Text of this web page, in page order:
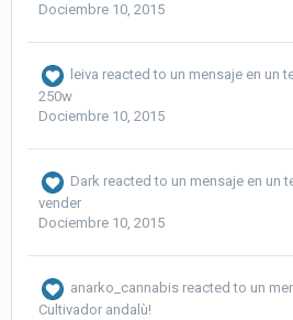
Dociembre 10, 2015
leiva reacted to un mensaje en un
250w
Dociembre 10, 2015
Dark reacted to un mensaje en un
vender
Dociembre 10, 2015
anarko_cannabis reacted to un
Cultivador andalù!